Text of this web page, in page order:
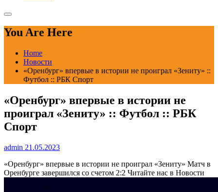
You Are Here
Home
Новости
«Оренбург» впервые в истории не проиграл «Зениту» ::
Футбол :: РБК Спорт
«Оренбург» впервые в истории не
проиграл «Зениту» :: Футбол :: РБК
Спорт
admin 21.05.2023
«Оренбург» впервые в истории не проиграл «Зениту» Матч в
Оренбурге завершился со счетом 2:2 Читайте нас в Новости